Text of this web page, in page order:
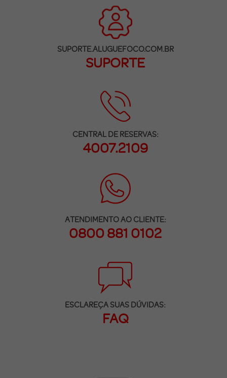
SUPORTE.ALUGUEFOCO.COM.BR
SUPORTE
CENTRAL DE RESERVAS:
4007.2109
ATENDIMENTO AO CLIENTE:
0800 881 0102
ESCLAREÇA SUAS DÚVIDAS:
FAQ